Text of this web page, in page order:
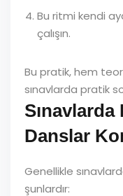
Bu ritmi kendi
çalışın.
Bu pratik, hem
sınavlarda pratik
Sınavlarda
Danslar
Genellikle
şunlardır: